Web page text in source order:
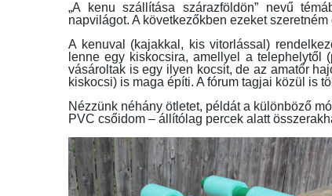
„A kenu szállítása szárazföldön” nevű
napvilágot. A következőkben ezeket
A kenuval (kajakkal, kis vitorlással)
lenne egy kiskocsira, amellyel a telephelytől
vásároltak is egy ilyen kocsit, de az amatőr
kiskocsi) is maga építi. A fórum tagjai közül is
Nézzünk néhány ötletet, példát a különböző
PVC csőidom – állítólag percek alatt